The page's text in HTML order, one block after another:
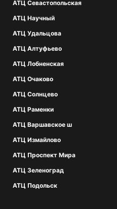
АТЦ Севастопольская
АТЦ Научный
АТЦ Удальцова
АТЦ Алтуфьево
АТЦ Лобненская
АТЦ Очаково
АТЦ Солнцево
АТЦ Раменки
АТЦ Варшавское ш
АТЦ Измайлово
АТЦ Проспект Мира
АТЦ Зеленоград
АТЦ Подольск